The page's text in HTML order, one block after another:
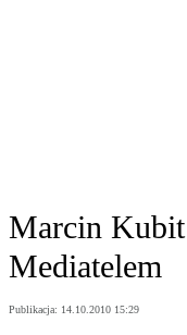
Marcin Kubit
Mediatelem
Publikacja: 14.10.2010 15:29